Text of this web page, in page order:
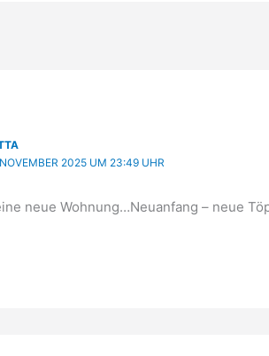
2025 UM 23:49 UHR
neue Wohnung…Neuanfang – neue